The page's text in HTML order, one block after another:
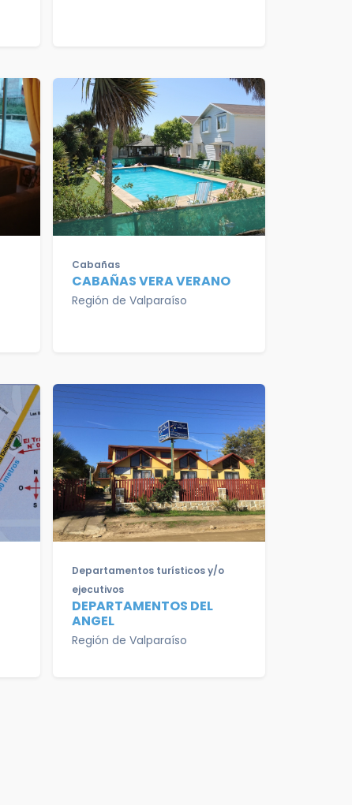
Cabañas
CABAÑAS VERA VERANO
Región de Valparaíso
Departamentos turísticos y/o
ejecutivos
DEPARTAMENTOS DEL
ANGEL
Región de Valparaíso